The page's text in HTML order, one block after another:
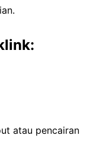
atau pencairan